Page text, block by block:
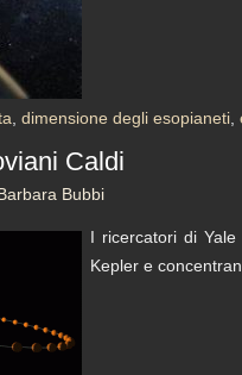
dimensione degli esopianeti
Caldi
Bubbi
I ricercatori di
Kepler e